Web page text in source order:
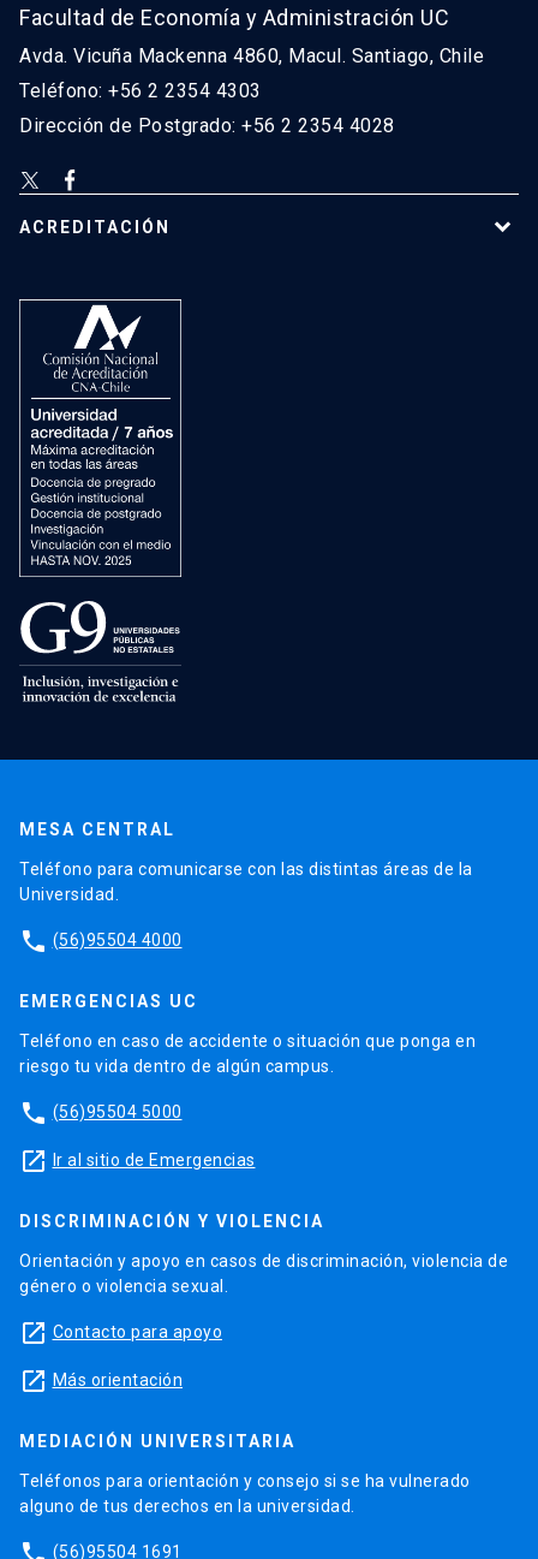
Facultad de Economía y Administración UC
Avda. Vicuña Mackenna 4860, Macul. Santiago, Chile
Teléfono: +56 2 2354 4303
Dirección de Postgrado: +56 2 2354 4028
ACREDITACIÓN
MESA CENTRAL
Teléfono para comunicarse con las distintas áreas de la
Universidad.
phone (56)95504 4000
EMERGENCIAS UC
Teléfono en caso de accidente o situación que ponga en
riesgo tu vida dentro de algún campus.
phone (56)95504 5000
launch Ir al sitio de Emergencias
DISCRIMINACIÓN Y VIOLENCIA
Orientación y apoyo en casos de discriminación, violencia de
género o violencia sexual.
launch Contacto para apoyo
launch Más orientación
MEDIACIÓN UNIVERSITARIA
Teléfonos para orientación y consejo si se ha vulnerado
alguno de tus derechos en la universidad.
(56)95504 1691